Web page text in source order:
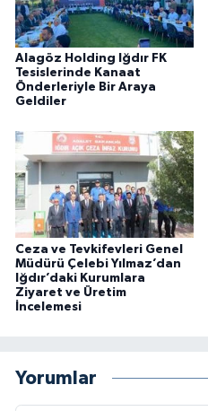
Alagöz Holding Iğdır FK
Tesislerinde Kanaat
Önderleriyle Bir Araya
Geldiler
Ceza ve Tevkifevleri Genel
Müdürü Çelebi Yılmaz’dan
Iğdır’daki Kurumlara
Ziyaret ve Üretim
İncelemesi
Yorumlar